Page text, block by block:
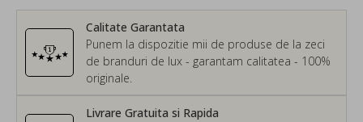
Calitate Garantata
Punem la dispozitie mii de produse de la zeci
de branduri de lux - garantam calitatea - 100%
originale.
Livrare Gratuita si Rapida